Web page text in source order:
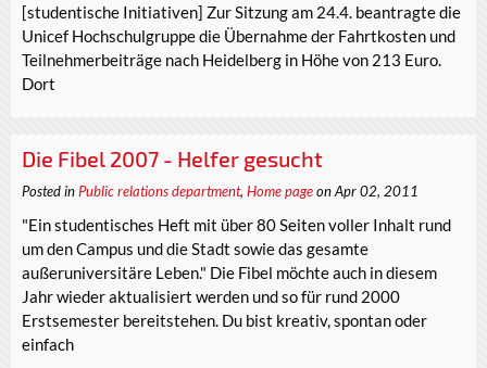
[studentische Initiativen] Zur Sitzung am 24.4. beantragte die
Unicef Hochschulgruppe die Übernahme der Fahrtkosten und
Teilnehmerbeiträge nach Heidelberg in Höhe von 213 Euro.
Dort
Die Fibel 2007 - Helfer gesucht
Posted inPublic relations department, Home pageon Apr 02, 2011
"Ein studentisches Heft mit über 80 Seiten voller Inhalt rund
um den Campus und die Stadt sowie das gesamte
außeruniversitäre Leben." Die Fibel möchte auch in diesem
Jahr wieder aktualisiert werden und so für rund 2000
Erstsemester bereitstehen. Du bist kreativ, spontan oder
einfach